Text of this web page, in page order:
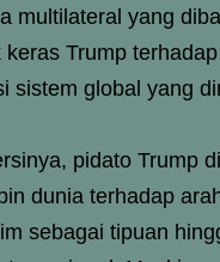
multilateral yang
Trump
sistem global yang
pidato Trump
dunia terhadap
sebagai tipuan